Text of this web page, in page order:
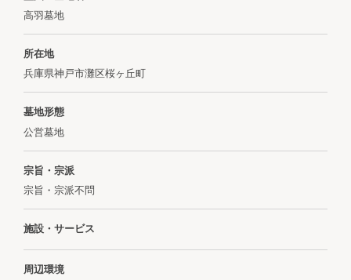
高羽墓地
所在地
兵庫県神戸市灘区桜ヶ丘町
墓地形態
公営墓地
宗旨・宗派
宗旨・宗派不問
施設・サービス
周辺環境